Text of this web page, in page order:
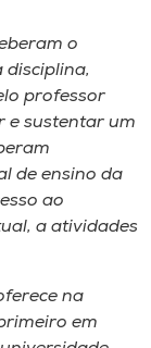
o
disciplina,
professor
e sustentar um
de ensino da
ao
a atividades
na
em